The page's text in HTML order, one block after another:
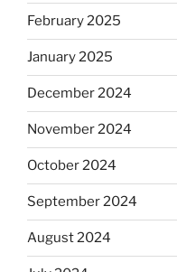
February 2025
January 2025
December 2024
November 2024
October 2024
September 2024
August 2024